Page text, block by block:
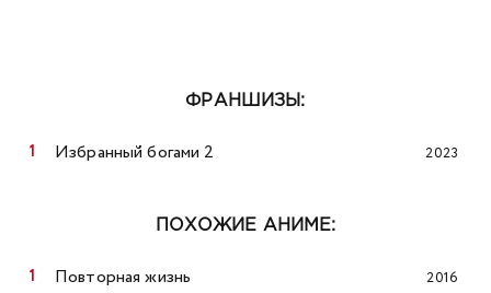
ФРАНШИЗЫ:
Избранный богами 2 2023
ПОХОЖИЕ АНИМЕ:
Повторная жизнь 2016